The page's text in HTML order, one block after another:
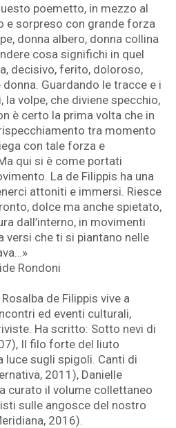
poemetto, in mezzo al
e sorpreso con grande forza
donna albero, donna collina
cosa significhi in quel
decisivo, ferito, doloroso,
Guardando le tracce e i
la volpe, che diviene specchio,
è certo la prima volta che in
tra momento
con tale forza e
qui si è come portati
La de Filippis ha una
attoniti e immersi. Riesce
dolce ma anche spietato,
dall’interno, in movimenti
versi che ti si piantano nelle
Rondoni
de Filippis vive a
ed eventi culturali,
Ha scritto: Sotto nevi di
Il filo forte del liuto
luce sugli spigoli. Canti di
2011), Danielle
curato il volume collettaneo
sulle angosce del nostro
2016).